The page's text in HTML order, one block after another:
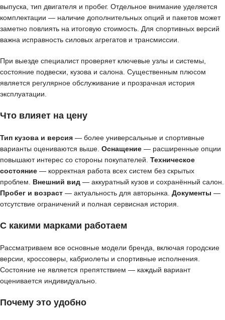
выпуска, тип двигателя и пробег. Отдельное внимание уделяется
комплектации — наличие дополнительных опций и пакетов может
заметно повлиять на итоговую стоимость. Для спортивных версий
важна исправность силовых агрегатов и трансмиссии.
При выезде специалист проверяет ключевые узлы и системы,
состояние подвески, кузова и салона. Существенным плюсом
является регулярное обслуживание и прозрачная история
эксплуатации.
Что влияет на цену
Тип кузова и версия — более универсальные и спортивные
варианты оцениваются выше. Оснащение — расширенные опции
повышают интерес со стороны покупателей. Техническое
состояние — корректная работа всех систем без скрытых
проблем. Внешний вид — аккуратный кузов и сохранённый салон.
Пробег и возраст — актуальность для авторынка. Документы —
отсутствие ограничений и полная сервисная история.
С какими марками работаем
Рассматриваем все основные модели бренда, включая городские
версии, кроссоверы, кабриолеты и спортивные исполнения.
Состояние не является препятствием — каждый вариант
оценивается индивидуально.
Почему это удобно